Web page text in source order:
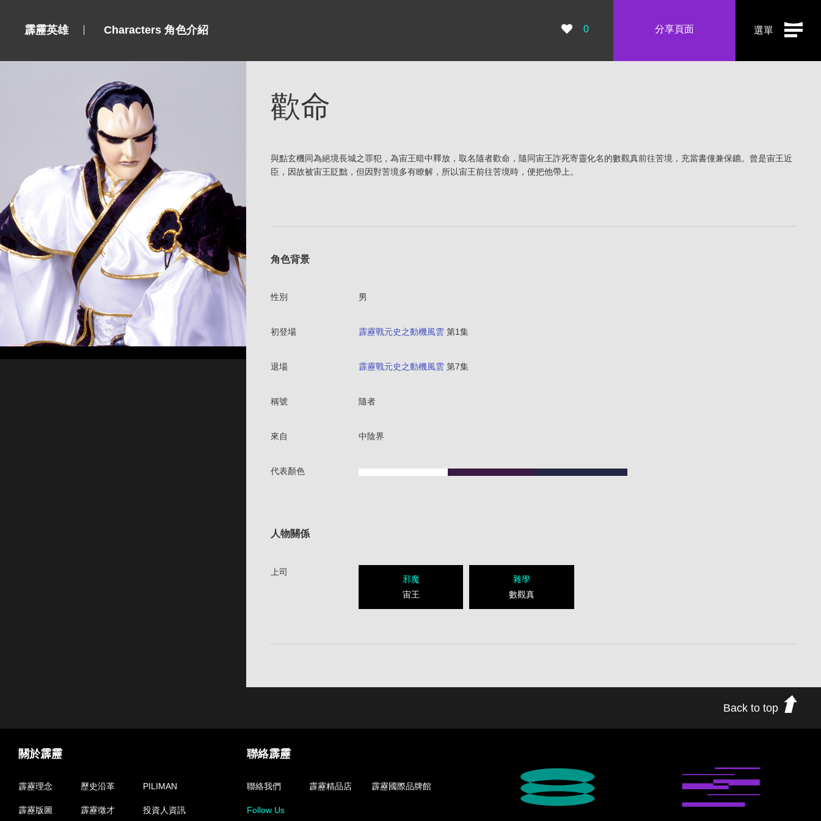
選單
霹靂英雄 Characters 角色介紹 瀏覽數：
0 分享頁面
歡命
與點玄機同為絕境長城之罪犯，為宙王暗中釋放，取名隨者歡命，隨同宙王詐死寄靈化名的數觀真前往苦境，充當書僮兼保鑣。曾是宙王近
臣，因故被宙王貶黜，但因對苦境多有瞭解，所以宙王前往苦境時，便把他帶上。
角色背景
性別 男
初登場 霹靂戰元史之動機風雲第1集
退場 霹靂戰元史之動機風雲第7集
稱號 隨者
來自 中陰界
代表顏色
人物關係
上司
邪魔
宙王
雜學
數觀真
Back to top
關於霹靂
霹靂理念 歷史沿革 PILIMAN
霹靂版圖 霹靂徵才 投資人資訊
聯絡霹靂
聯絡我們 霹靂精品店 霹靂國際品牌館
Follow Us